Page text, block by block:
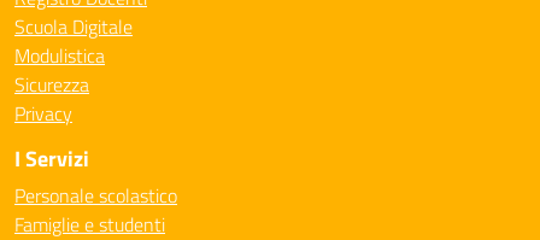
Scuola Digitale
Modulistica
Sicurezza
Privacy
I Servizi
Personale scolastico
Famiglie e studenti